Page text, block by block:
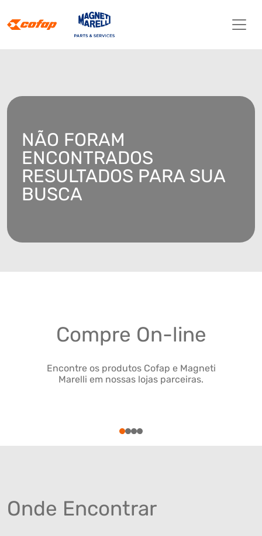
NÃO FORAM
ENCONTRADOS
RESULTADOS PARA SUA
BUSCA
Compre On-line
Encontre os produtos Cofap e Magneti
Marelli em nossas lojas parceiras.
1234
Onde Encontrar